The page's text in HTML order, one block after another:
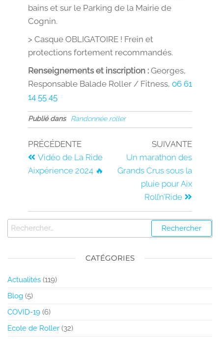
bains et sur le Parking de la Mairie de
Cognin.
> Casque OBLIGATOIRE ! Frein et
protections fortement recommandés.
Renseignements et inscription : Georges,
Responsable Balade Roller / Fitness, 06 61
14 55 45
Publié dans Randonnée roller
PRÉCÉDENTE
Vidéo de La Ride
Aixpérience 2024 🔥
SUIVANTE
Un marathon des
Grands Crus sous la
pluie pour Aix
Roll’n’Ride
CATÉGORIES
Actualités (119)
Blog (5)
COVID-19 (6)
Ecole de Roller (32)